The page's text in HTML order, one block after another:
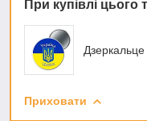
При купівлі
Приховати